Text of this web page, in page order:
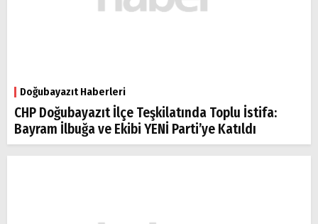
Doğubayazıt Haberleri
CHP Doğubayazıt İlçe Teşkilatında Toplu İstifa:
Bayram İlbuğa ve Ekibi YENİ Parti’ye Katıldı